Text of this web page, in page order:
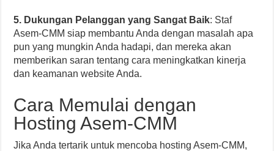
5. Dukungan Pelanggan yang Sangat Baik: Staf
Asem-CMM siap membantu Anda dengan masalah apa
pun yang mungkin Anda hadapi, dan mereka akan
memberikan saran tentang cara meningkatkan kinerja
dan keamanan website Anda.
Cara Memulai dengan
Hosting Asem-CMM
Jika Anda tertarik untuk mencoba hosting Asem-CMM,